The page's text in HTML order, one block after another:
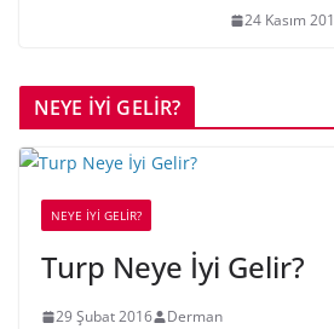
24 Kasım
NEYE İYİ GELİR?
NEYE İYİ GELİR?
Turp Neye İyi Gelir?
29 Şubat 2016 Derman